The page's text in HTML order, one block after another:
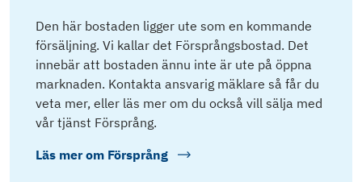
Den här bostaden ligger ute som en kommande
försäljning. Vi kallar det Försprångsbostad. Det
innebär att bostaden ännu inte är ute på öppna
marknaden. Kontakta ansvarig mäklare så får du
veta mer, eller läs mer om du också vill sälja med
vår tjänst Försprång.
Läs mer om Försprång